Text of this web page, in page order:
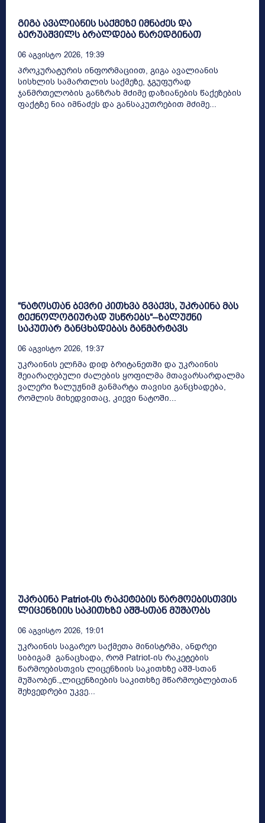
გიგა ავალიანის საქმეზე იმნაძეს და
ბერუაშვილს ბრალდება წარედგინათ
06 Აგვისტო 2026, 19:39
პროკურატურის ინფორმაციით, გიგა ავალიანის
სისხლის სამართლის საქმეზე, ჯგუფურად
ჯანმრთელობის განზრახ მძიმე დაზიანების წაქეზების
ფაქტზე ნია იმნაძეს და განსაკუთრებით მძიმე...
“ნატოსთან ბევრი კითხვა გვაქვს, უკრაინა მას
ტექნოლოგიურად უსწრებს“–ზალუჟნი
საკუთარ განცხადებას განმარტავს
06 Აგვისტო 2026, 19:37
უკრაინის ელჩმა დიდ ბრიტანეთში და უკრაინის
შეიარაღებული ძალების ყოფილმა მთავარსარდალმა
ვალერი ზალუჟნიმ განმარტა თავისი განცხადება,
რომლის მიხედვითაც, კიევი ნატოში...
უკრაინა Patriot-ის რაკეტების წარმოებისთვის
ლიცენზიის საკითხზე აშშ-სთან მუშაობს
06 Აგვისტო 2026, 19:01
უკრაინის საგარეო საქმეთა მინისტრმა, ანდრეი
სიბიგამ განაცხადა, რომ Patriot-ის რაკეტების
წარმოებისთვის ლიცენზიის საკითხზე აშშ-სთან
მუშაობენ.„ლიცენზიების საკითხზე მწარმოებლებთან
შეხვედრები უკვე...